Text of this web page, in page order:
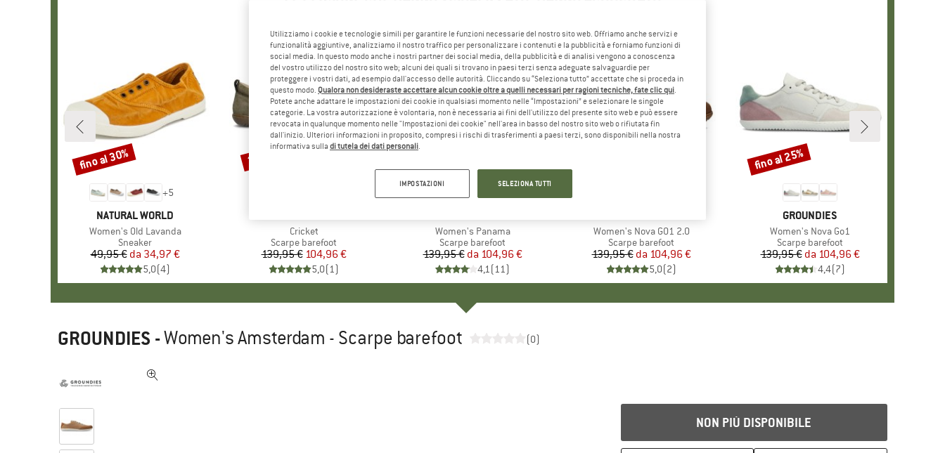
+5
MARCHIO
NATURAL WORLD
Articolo
Women's Old Lavanda
Gruppo di prodotti
Sneaker
Prezzo
49,95 € Prezzo ridotto
da 34,97 €
5,0(4)
Sconto
fino al 30%
Articolo
Cricket
Gruppo di prodotti
Scarpe barefoot
Prezzo
139,95 € Prezzo ridotto
104,96 €
5,0(1)
Sconto
25%
Articolo
Women's Panama
Gruppo di prodotti
Scarpe barefoot
Prezzo
139,95 € Prezzo ridotto
da 104,96 €
4,1(11)
fino al 25%
Articolo
Women's Nova GO1 2.0
Gruppo di prodotti
Scarpe barefoot
Prezzo
139,95 € Prezzo ridotto
da 104,96 €
5,0(2)
MARCHIO
GROUNDIES
Articolo
Women's Nova Go1
Gruppo di prodotti
Scarpe barefoot
Prezzo
139,95 € Prezzo ridotto
da 104,96 €
4,4(7)
Sconto
fino al 25%
GROUNDIES -Women's Amsterdam - Scarpe barefoot (0)
NON PIÙ DISPONIBILE
Utilizziamo i cookie e tecnologie simili per garantire le funzioni necessarie del nostro sito web. Offriamo anche servizi e
funzionalità aggiuntive, analizziamo il nostro traffico per personalizzare i contenuti e la pubblicità e forniamo funzioni di
social media. In questo modo anche i nostri partner dei social media, della pubblicità e di analisi vengono a conoscenza
del vostro utilizzo del nostro sito web; alcuni dei quali si trovano in paesi terzi senza adeguate salvaguardie per
proteggere i vostri dati, ad esempio dall'accesso delle autorità. Cliccando su “Seleziona tutto” accettate che si proceda in
questo modo. Qualora non desideraste accettare alcun cookie oltre a quelli necessari per ragioni tecniche, fate clic qui.
Potete anche adattare le impostazioni dei cookie in qualsiasi momento nelle “Impostazioni” e selezionare le singole
categorie. La vostra autorizzazione è volontaria, non è necessaria ai fini dell'utilizzo del presente sito web e può essere
revocata in qualunque momento nelle "Impostazioni dei cookie" nell'area in basso del nostro sito web o rifiutata fin
dall'inizio. Ulteriori informazioni in proposito, compresi i rischi di trasferimenti a paesi terzi, sono disponibili nella nostra
informativa sulla di tutela dei dati personali.
IMPOSTAZIONI SELEZIONA TUTTI